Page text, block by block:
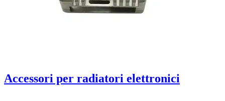
Accessori per radiatori elettronici